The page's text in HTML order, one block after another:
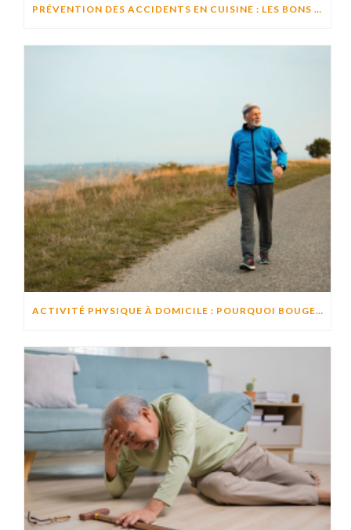
PRÉVENTION DES ACCIDENTS EN CUISINE : LES BONS RÉFLEXES POUR CUISINER EN TOUTE SÉCURITÉ
ACTIVITÉ PHYSIQUE À DOMICILE : POURQUOI BOUGER CHAQUE JOUR AIDE À PRÉSERVER L’AUTONOMIE ?